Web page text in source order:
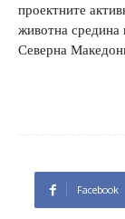
проектните
животна средина
Северна
Facebook